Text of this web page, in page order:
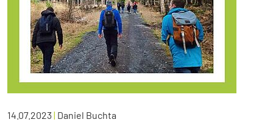
14.07.2023| Daniel Buchta